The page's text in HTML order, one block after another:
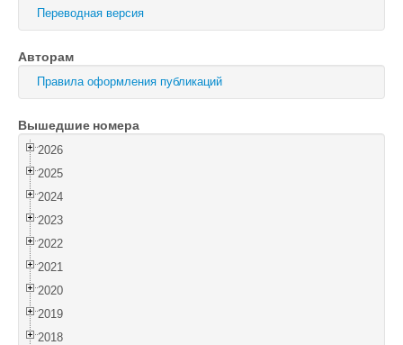
Физика и техника полупроводников
Оптика и спектроскопия
Поиск
Войти
Переводная версия
Авторам
Правила оформления публикаций
Вышедшие номера
2026
2025
2024
2023
2022
2021
2020
2019
2018